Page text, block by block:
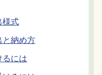
様式
と納め方
るには